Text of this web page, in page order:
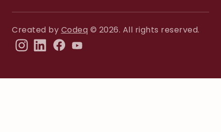
Created by Codeq © 2026. All rights reserved.